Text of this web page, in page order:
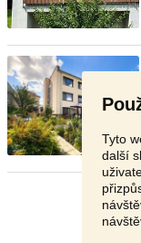
Tyto
další